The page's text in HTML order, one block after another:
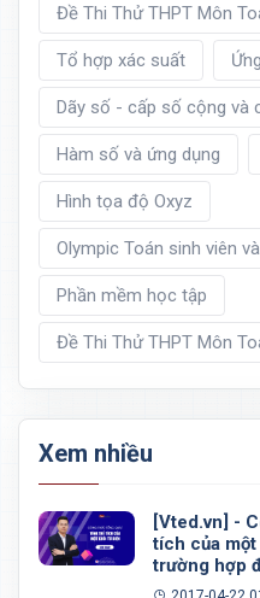
Đề Thi Thử THPT Môn
Tổ hợp xác suất
Dãy số - cấp số cộng và
Hàm số và ứng dụng
Hình tọa độ Oxyz
Olympic Toán sinh viên
Phần mềm học tập
Đề Thi Thử THPT Môn
Xem nhiều
[Vted.vn] -
tích của
trường hợp